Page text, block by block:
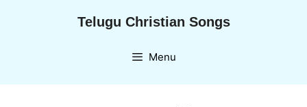
Telugu Christian Songs
Menu